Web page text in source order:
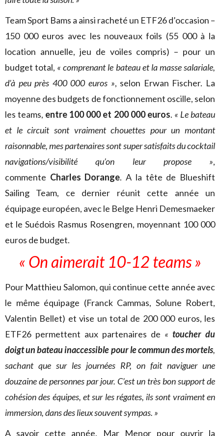
Team Sport Bams a ainsi racheté un ETF26 d’occasion –
150 000 euros avec les nouveaux foils (55 000 à la
location annuelle, jeu de voiles compris) – pour un
budget total, « comprenant le bateau et la masse salariale,
d’à peu près 400 000 euros », selon Erwan Fischer. La
moyenne des budgets de fonctionnement oscille, selon
les teams, entre 100 000 et 200 000 euros. « Le bateau
et le circuit sont vraiment chouettes pour un montant
raisonnable, mes partenaires sont super satisfaits du cocktail
navigations/visibilité qu’on leur propose »,
commente Charles Dorange. A la tête de Blueshift
Sailing Team, ce dernier réunit cette année un
équipage européen, avec le Belge Henri Demesmaeker
et le Suédois Rasmus Rosengren, moyennant 100 000
euros de budget.
« On aimerait 10-12 teams »
Pour Matthieu Salomon, qui continue cette année avec
le même équipage (Franck Cammas, Solune Robert,
Valentin Bellet) et vise un total de 200 000 euros, les
ETF26 permettent aux partenaires de « toucher du
doigt un bateau inaccessible pour le commun des mortels,
sachant que sur les journées RP, on fait naviguer une
douzaine de personnes par jour. C’est un très bon support de
cohésion des équipes, et sur les régates, ils sont vraiment en
immersion, dans des lieux souvent sympas. »
A savoir cette année, Mar Menor pour ouvrir la